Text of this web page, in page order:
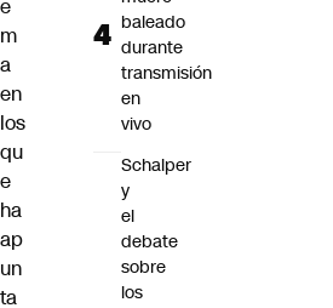
e
m
a
en
los
qu
e
ha
ap
un
ta
baleado
durante
transmisión
en
vivo
Schalper
y
el
debate
sobre
los